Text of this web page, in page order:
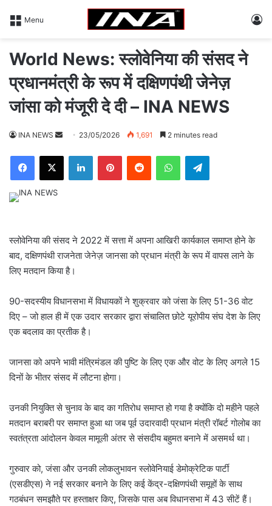
Menu
World News: स्लोवेनिया की संसद ने
प्रधानमंत्री के रूप में दक्षिणपंथी जेनेज़
जांसा को मंजूरी दे दी – INA NEWS
INA NEWS
d
m
a
i
23/05/2026 1,691 2 minutes read
स्लोवेनिया की संसद ने 2022 में सत्ता में अपना आखिरी कार्यकाल समाप्त होने के
बाद, दक्षिणपंथी राजनेता जेनेज़ जानसा को प्रधान मंत्री के रूप में वापस लाने के
लिए मतदान किया है।
90-सदस्यीय विधानसभा में विधायकों ने शुक्रवार को जंसा के लिए 51-36 वोट
दिए – जो हाल ही में एक उदार सरकार द्वारा संचालित छोटे यूरोपीय संघ देश के लिए
एक बदलाव का प्रतीक है।
जानसा को अपने भावी मंत्रिमंडल की पुष्टि के लिए एक और वोट के लिए अगले 15
दिनों के भीतर संसद में लौटना होगा।
उनकी नियुक्ति से चुनाव के बाद का गतिरोध समाप्त हो गया है क्योंकि दो महीने पहले
मतदान बराबरी पर समाप्त हुआ था जब पूर्व उदारवादी प्रधान मंत्री रॉबर्ट गोलोब का
स्वतंत्रता आंदोलन केवल मामूली अंतर से संसदीय बहुमत बनाने में असमर्थ था।
गुरुवार को, जंसा और उनकी लोकलुभावन स्लोवेनियाई डेमोक्रेटिक पार्टी
(एसडीएस) ने नई सरकार बनाने के लिए कई केंद्र-दक्षिणपंथी समूहों के साथ
गठबंधन समझौते पर हस्ताक्षर किए, जिसके पास अब विधानसभा में 43 सीटें हैं।